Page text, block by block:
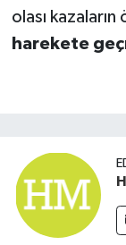
olası
harekete